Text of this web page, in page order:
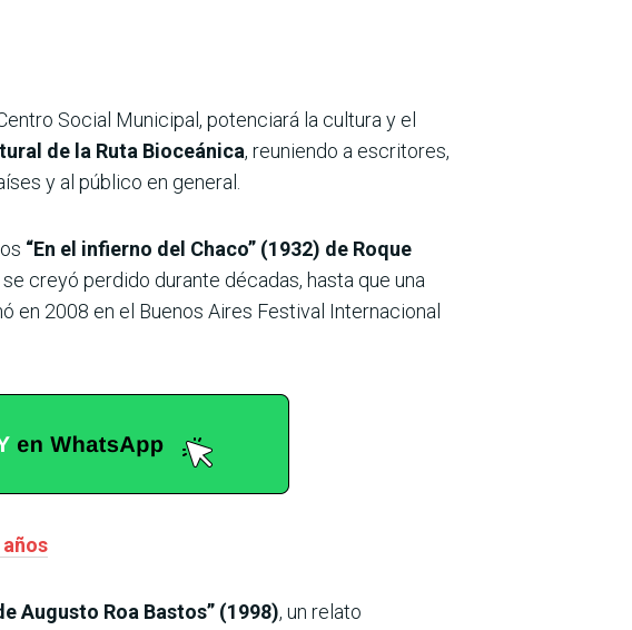
Social Municipal, potenciará la cultura y el
de la Ruta Bioceánica, reuniendo a escritores,
y al público en general.
“En el infierno del Chaco” (1932) de Roque
creyó perdido durante décadas, hasta que una
en 2008 en el Buenos Aires Festival Internacional
Augusto Roa Bastos” (1998), un relato